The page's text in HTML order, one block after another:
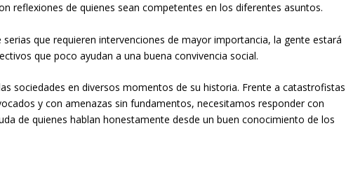
reflexiones de quienes sean competentes en los diferentes asuntos.
que requieren intervenciones de mayor importancia, la gente estará
que poco ayudan a una buena convivencia social.
sociedades en diversos momentos de su historia. Frente a catastrofistas
y con amenazas sin fundamentos, necesitamos responder con
de quienes hablan honestamente desde un buen conocimiento de los